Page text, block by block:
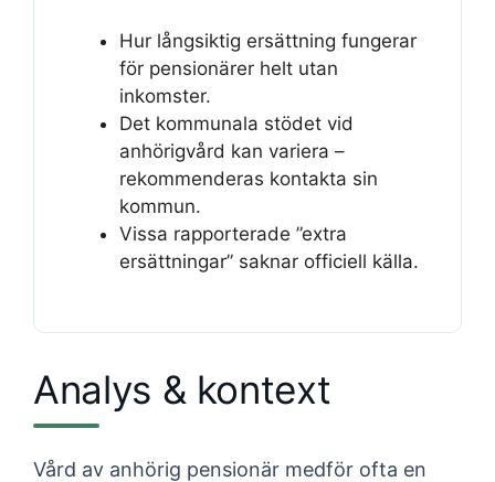
Hur långsiktig ersättning fungerar
för pensionärer helt utan
inkomster.
Det kommunala stödet vid
anhörigvård kan variera –
rekommenderas kontakta sin
kommun.
Vissa rapporterade ”extra
ersättningar” saknar officiell källa.
Analys & kontext
Vård av anhörig pensionär medför ofta en